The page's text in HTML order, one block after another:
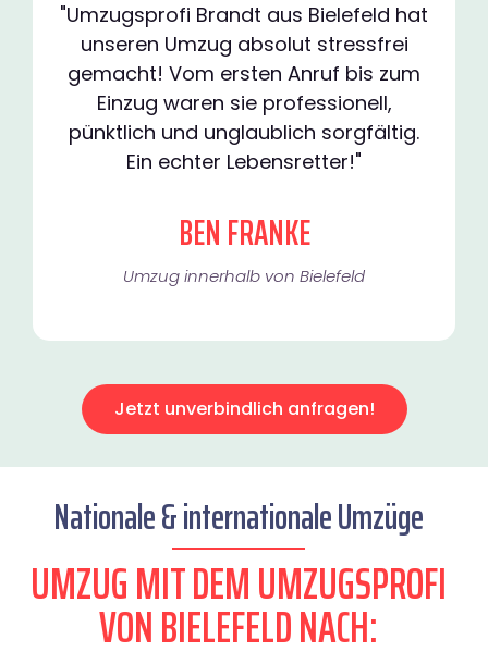
"Umzugsprofi Brandt aus Bielefeld hat
unseren Umzug absolut stressfrei
gemacht! Vom ersten Anruf bis zum
Einzug waren sie professionell,
pünktlich und unglaublich sorgfältig.
Ein echter Lebensretter!"
BEN FRANKE
Umzug innerhalb von Bielefeld​
Jetzt unverbindlich anfragen!
Nationale & internationale Umzüge
UMZUG MIT DEM UMZUGSPROFI
VON BIELEFELD NACH: